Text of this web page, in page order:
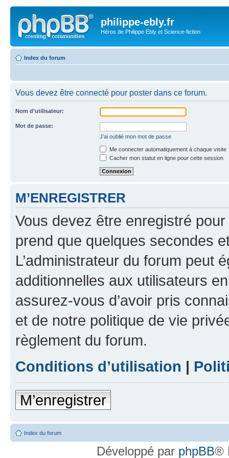
philippe-ebly.fr
Héros de Philippe Ebly et Science-fiction
Index du forum
Vous devez être connecté pour poster dans ce forum.
Nom d’utilisateur:
Mot de passe:
J’ai oublié mon mot de passe
Me connecter automatiquement à chaque visite
Cacher mon statut en ligne pour cette session
M’ENREGISTRER
Vous devez être enregistré
prend que quelques secondes
L’administrateur du forum peut
additionnelles aux utilisateurs
assurez-vous d’avoir pris
et de notre politique de vie
règlement du forum.
Conditions d’utilisation |
M’enregistrer
Index du forum
Développé par phpBB®